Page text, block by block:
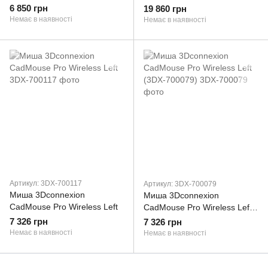
US-International (QWERTY)
(3DX-700092)
6 850 грн
Немає в наявності
Bluetooth Edition
19 860 грн
Немає в наявності
Артикул: 3DX-700117
Миша 3Dconnexion
CadMouse Pro Wireless Left
7 326 грн
Немає в наявності
Артикул: 3DX-700079
Миша 3Dconnexion
CadMouse Pro Wireless Left
(3DX-700079)
7 326 грн
Немає в наявності